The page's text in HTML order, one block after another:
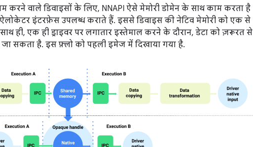
करने वाले डिवाइसों के लिए, NNAPI ऐसे मेमोरी डोमेन के साथ काम करता है
इंटरफ़ेस उपलब्ध कराते हैं. इससे डिवाइस की नेटिव मेमोरी को एक से
ही, एक ही ड्राइवर पर लगातार इस्तेमाल करने के दौरान, डेटा को ज़रूरत से
जा सकता है. इस फ़्लो को पहली इमेज में दिखाया गया है.